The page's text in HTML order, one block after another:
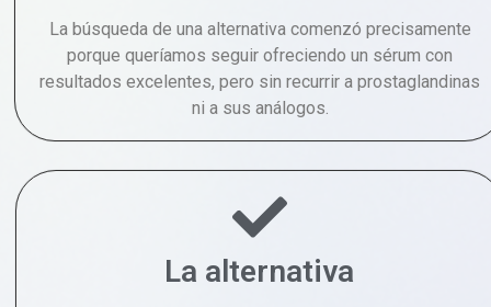
La búsqueda de una alternativa comenzó precisamente
porque queríamos seguir ofreciendo un sérum con
resultados excelentes, pero sin recurrir a prostaglandinas
ni a sus análogos.
La alternativa